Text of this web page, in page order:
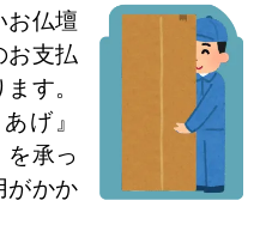
お仏壇
お支払
す。
げ』
を承っ
がかか